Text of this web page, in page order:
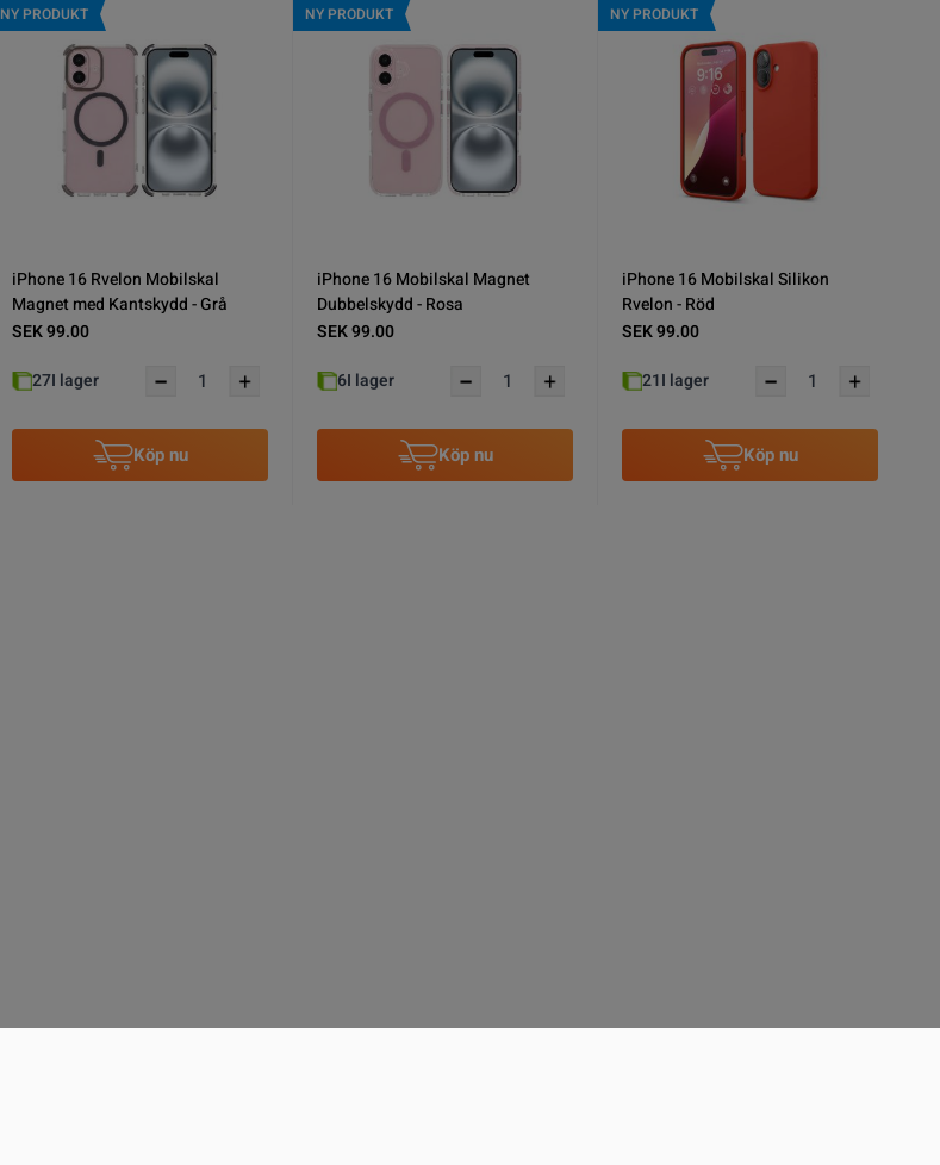
NY PRODUKT
iPhone 16 Mobilskal Korrugerad
Magsafe Rvelon - Transparent
SEK 99.00
30+ I lager
Köp nu
iPhone 16 Mobilskal Silikon med
Korthållare - Lila
SEK 59.00
14 I lager
Köp nu
NY PRODUKT
iPhone 16 Plånboksfodral Äkta
Läder Rvelon - Svart
SEK 169.00
30+ I lager
Köp nu